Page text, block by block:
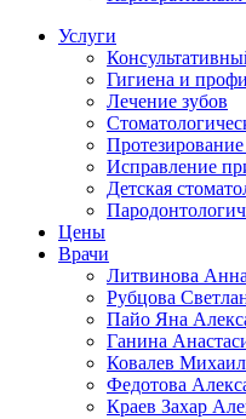
Услуги
Гигиена и
Лечение зубов
Протезирование
Исправление
Детская
Цены
Врачи
Литвинова
Рубцова
Пайо Яна
Ганина
Ковалев
Федотова
Краев Захар